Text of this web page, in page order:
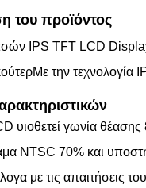
του προϊόντος
IPS TFT LCD
την τεχνολογία
υιοθετεί γωνία
NTSC 70% και
με τις απαιτήσεις